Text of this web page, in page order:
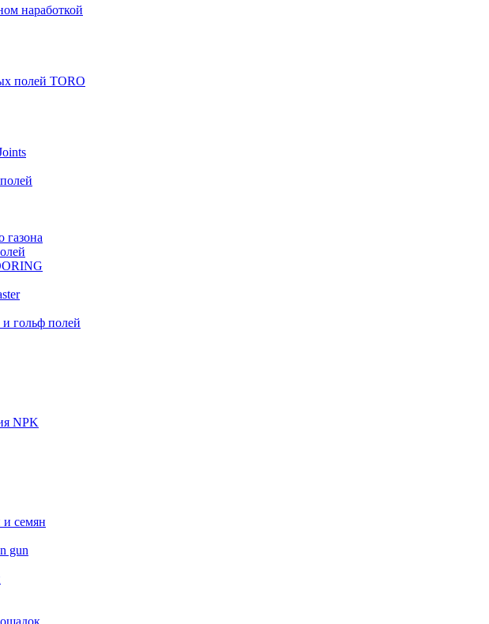
наработкой
полей TORO
газона
гольф полей
NPK
и семян
gun